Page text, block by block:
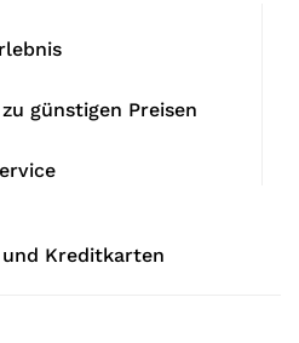
günstigen Preisen
und Kreditkarten